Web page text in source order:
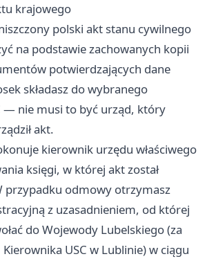
krajowego
polski akt stanu cywilnego
na podstawie zachowanych kopii
potwierdzających dane
składasz do wybranego
— nie musi to być urząd, który
akt.
kierownik urzędu właściwego
księgi, w której akt został
przypadku odmowy otrzymasz
z uzasadnieniem, od której
do Wojewody Lubelskiego (za
USC w Lublinie) w ciągu